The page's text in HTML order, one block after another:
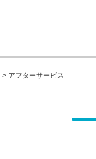
> アフターサービス